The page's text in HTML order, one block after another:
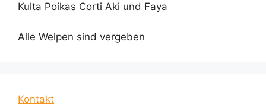
Kulta Poikas Corti Aki und Faya
Alle Welpen sind vergeben
Kontakt